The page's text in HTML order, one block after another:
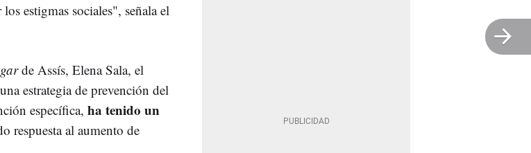
estigmas sociales", señala el
de Assís, Elena Sala, el
estrategia de prevención del
específica, ha tenido un
respuesta al aumento de